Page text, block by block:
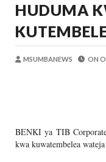
Alex
HUDUMA
MSUMBANEWS ON
BENKI ya TIB
kwa kuwatembelea